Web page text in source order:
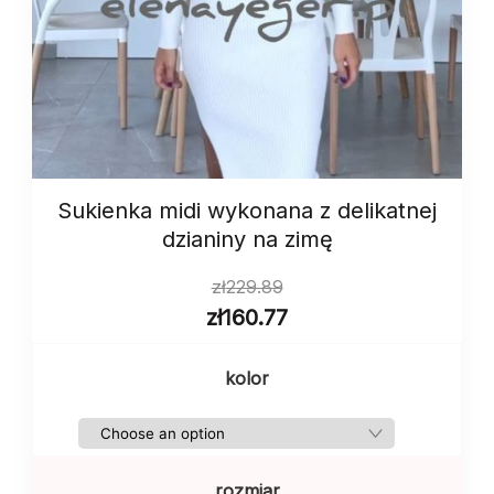
Sukienka midi wykonana z delikatnej
dzianiny na zimę
zł229.89
zł160.77
kolor